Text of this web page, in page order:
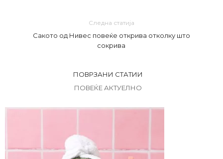
Следна статија
Сакото од Нивес повеќе открива отколку што
сокрива
ПОВРЗАНИ СТАТИИ
ПОВЕЌЕ АКТУЕЛНО